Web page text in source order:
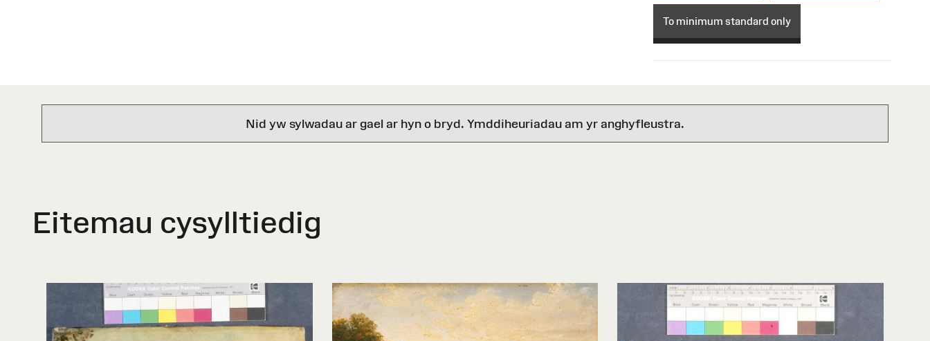
To minimum standard only
Nid yw sylwadau ar gael ar hyn o bryd. Ymddiheuriadau am yr anghyfleustra.
Eitemau cysylltiedig